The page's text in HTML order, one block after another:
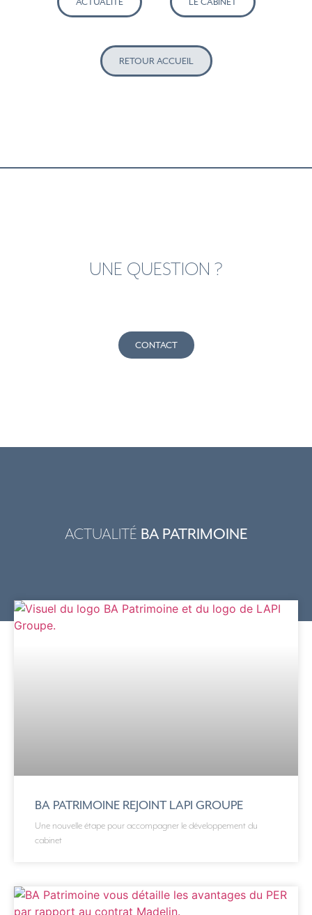
RETOUR ACCUEIL
UNE QUESTION ?
CONTACT
ACTUALITÉ BA PATRIMOINE
BA PATRIMOINE REJOINT LAPI GROUPE
Une nouvelle étape pour accompagner le développement du
cabinet